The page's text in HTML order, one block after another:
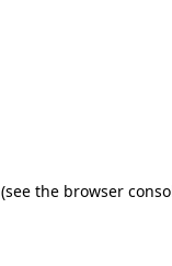
(see the browser